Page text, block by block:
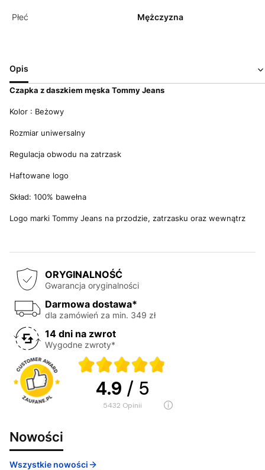
Płeć Mężczyzna
Opis
Czapka z daszkiem męska Tommy Jeans
Kolor : Beżowy
Rozmiar uniwersalny
Regulacja obwodu na zatrzask
Haftowane logo
Skład: 100% bawełna
Logo marki Tommy Jeans na przodzie, zatrzasku oraz wewnątrz
ORYGINALNOŚĆ
Gwarancja oryginalności
Darmowa dostawa*
dla zamówień za min. 349 zł
14 dni na zwrot
Wygodne zwroty*
4.9 / 5
5432 opinii
Nowości
Wszystkie nowości